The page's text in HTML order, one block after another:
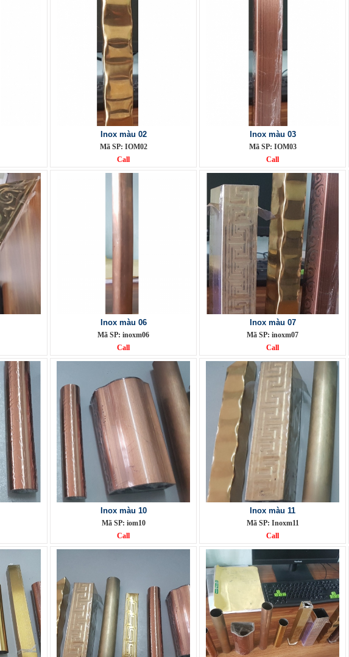
Inox màu 02
Mã SP: IOM02
Call
Inox màu 03
Mã SP: IOM03
Call
Inox màu 06
Mã SP: inoxm06
Call
Inox màu 07
Mã SP: inoxm07
Call
Inox màu 10
Mã SP: iom10
Call
Inox màu 11
Mã SP: Inoxm11
Call